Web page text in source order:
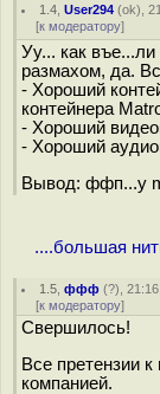
1.4 ,User294 (ok),
[к модератору]
Уу... как
размахом, да.
- Хороший
контейнера
- Хороший
- Хороший
Вывод: ффп...у
....большая
1.5 ,ффф (?),
[к модератору]
Свершилось!
Все претензии
компанией.